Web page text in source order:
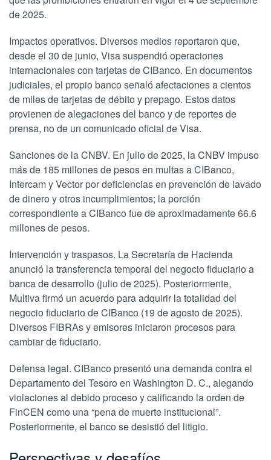
de 2025.
Impactos operativos. Diversos medios reportaron que,
desde el 30 de junio, Visa suspendió operaciones
internacionales con tarjetas de CIBanco. En documentos
judiciales, el propio banco señaló afectaciones a cientos
de miles de tarjetas de débito y prepago. Estos datos
provienen de alegaciones del banco y de reportes de
prensa, no de un comunicado oficial de Visa.
Sanciones de la CNBV. En julio de 2025, la CNBV impuso
más de 185 millones de pesos en multas a CIBanco,
Intercam y Vector por deficiencias en prevención de lavado
de dinero y otros incumplimientos; la porción
correspondiente a CIBanco fue de aproximadamente 66.6
millones de pesos.
Intervención y traspasos. La Secretaría de Hacienda
anunció la transferencia temporal del negocio fiduciario a
banca de desarrollo (julio de 2025). Posteriormente,
Multiva firmó un acuerdo para adquirir la totalidad del
negocio fiduciario de CIBanco (19 de agosto de 2025).
Diversos FIBRAs y emisores iniciaron procesos para
cambiar de fiduciario.
Defensa legal. CIBanco presentó una demanda contra el
Departamento del Tesoro en Washington D. C., alegando
violaciones al debido proceso y calificando la orden de
FinCEN como una “pena de muerte institucional”.
Posteriormente, el banco se desistió del litigio.